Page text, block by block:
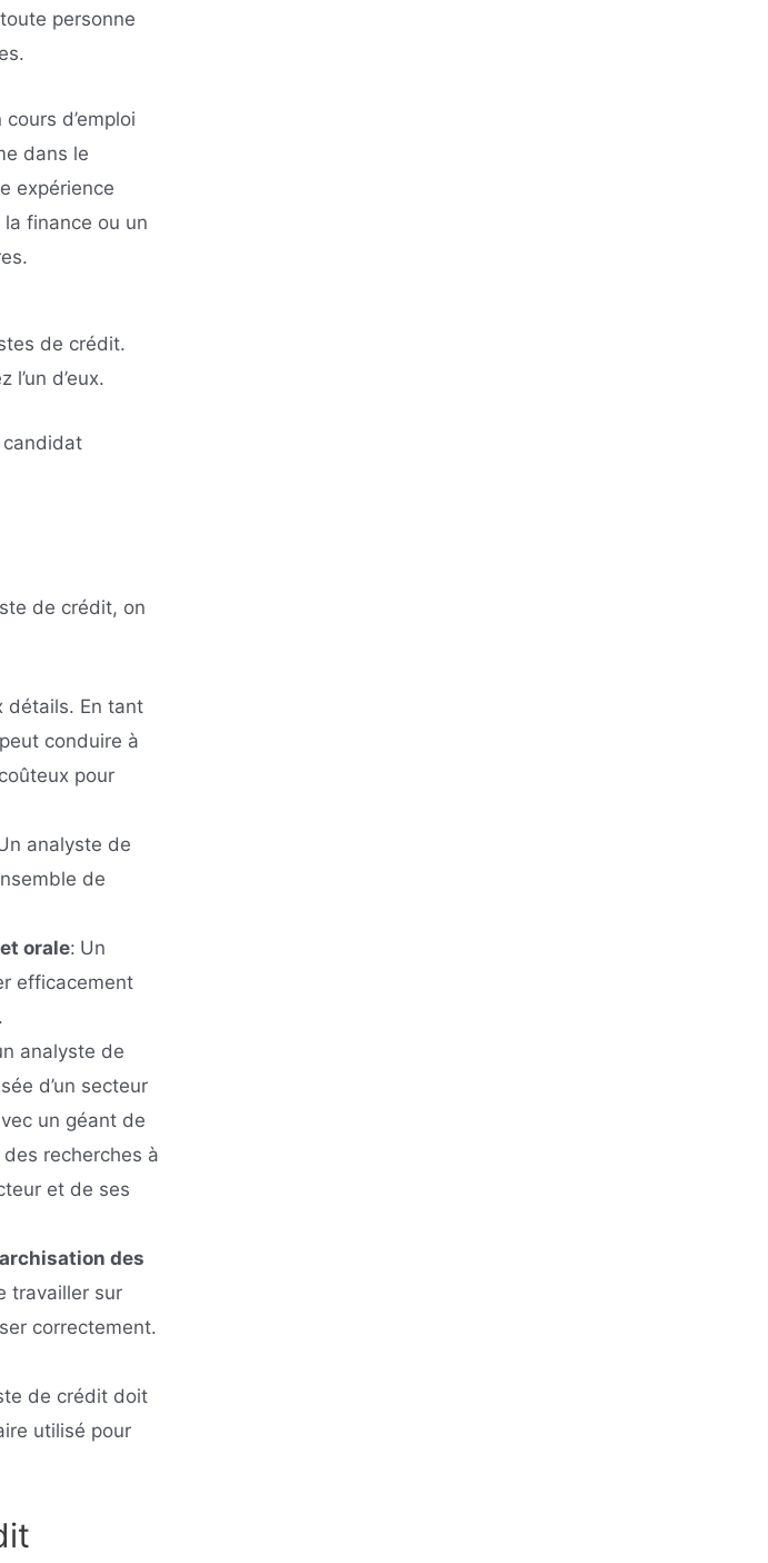
personne
d’emploi
dans le
expérience
finance ou un
de crédit.
d’eux.
candidat
de crédit, on
détails. En tant
conduire à
pour
analyste de
de
orale: Un
efficacement
analyste de
d’un secteur
un géant de
recherches à
et de ses
des
travailler sur
correctement.
de crédit doit
utilisé pour